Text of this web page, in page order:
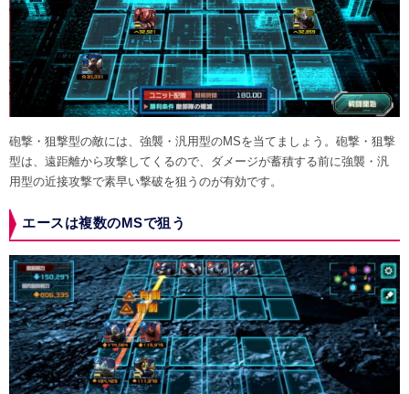
砲撃・狙撃型の敵には、強襲・汎用型のMSを当てましょう。砲撃・狙撃
型は、遠距離から攻撃してくるので、ダメージが蓄積する前に強襲・汎
用型の近接攻撃で素早い撃破を狙うのが有効です。
エースは複数のMSで狙う